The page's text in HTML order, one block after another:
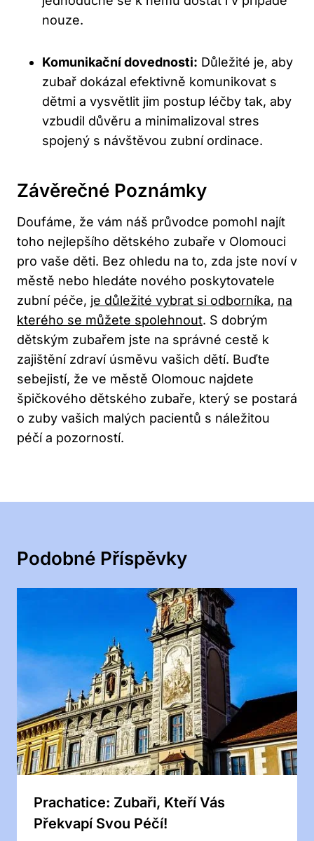
nouze.
Komunikační dovednosti: Důležité je, aby
zubař dokázal efektivně komunikovat s
dětmi a vysvětlit jim postup léčby tak, aby
vzbudil důvěru a minimalizoval stres
spojený s návštěvou zubní ordinace.
Závěrečné Poznámky
Doufáme, že vám náš průvodce pomohl najít
toho nejlepšího dětského zubaře v Olomouci
pro vaše děti. Bez ohledu na to, zda jste noví v
městě nebo hledáte nového poskytovatele
zubní péče, je důležité vybrat si odborníka, na
kterého se můžete spolehnout. S dobrým
dětským zubařem jste na správné cestě k
zajištění zdraví úsměvu vašich dětí. Buďte
sebejistí, že ve městě Olomouc najdete
špičkového dětského zubaře, který se postará
o zuby vašich malých pacientů s náležitou
péčí a pozorností.
Podobné Příspěvky
Prachatice: Zubaři, Kteří Vás
Překvapí Svou Péčí!